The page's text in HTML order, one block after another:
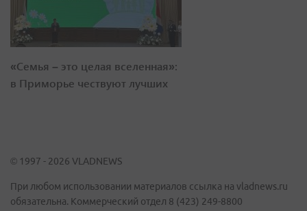
«Семья – это целая вселенная»:
в Приморье чествуют лучших
© 1997 - 2026 VLADNEWS
При любом использовании материалов ссылка на vladnews.ru
обязательна. Коммерческий отдел 8 (423) 249-8800